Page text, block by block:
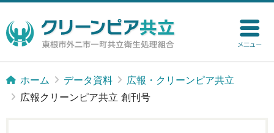
ホーム データ資料
広報・クリーンピア共立
広報クリーンピア共立 創刊号